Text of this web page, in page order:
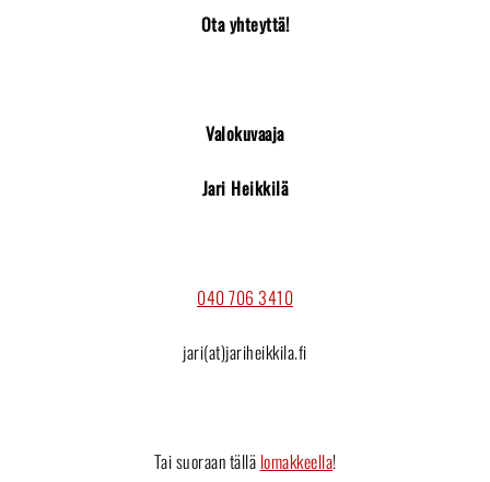
Ota yhteyttä!
Valokuvaaja
Jari Heikkilä
040 706 3410
jari(at)jariheikkila.fi
Tai suoraan tällä lomakkeella!